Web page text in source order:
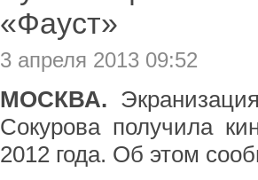
«Фауст»
3 апреля 2013 09:52
МОСКВА.
Сокурова получила
2012 года. Об этом